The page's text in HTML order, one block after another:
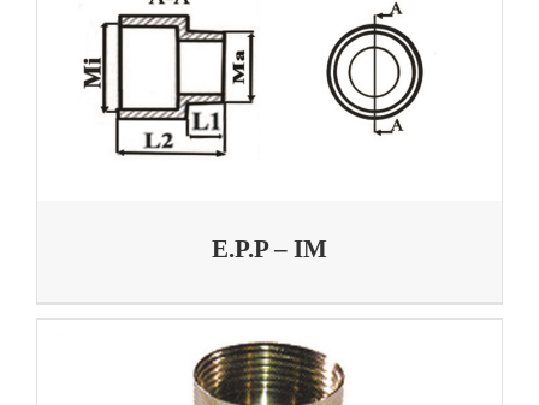
E.P.P – IM